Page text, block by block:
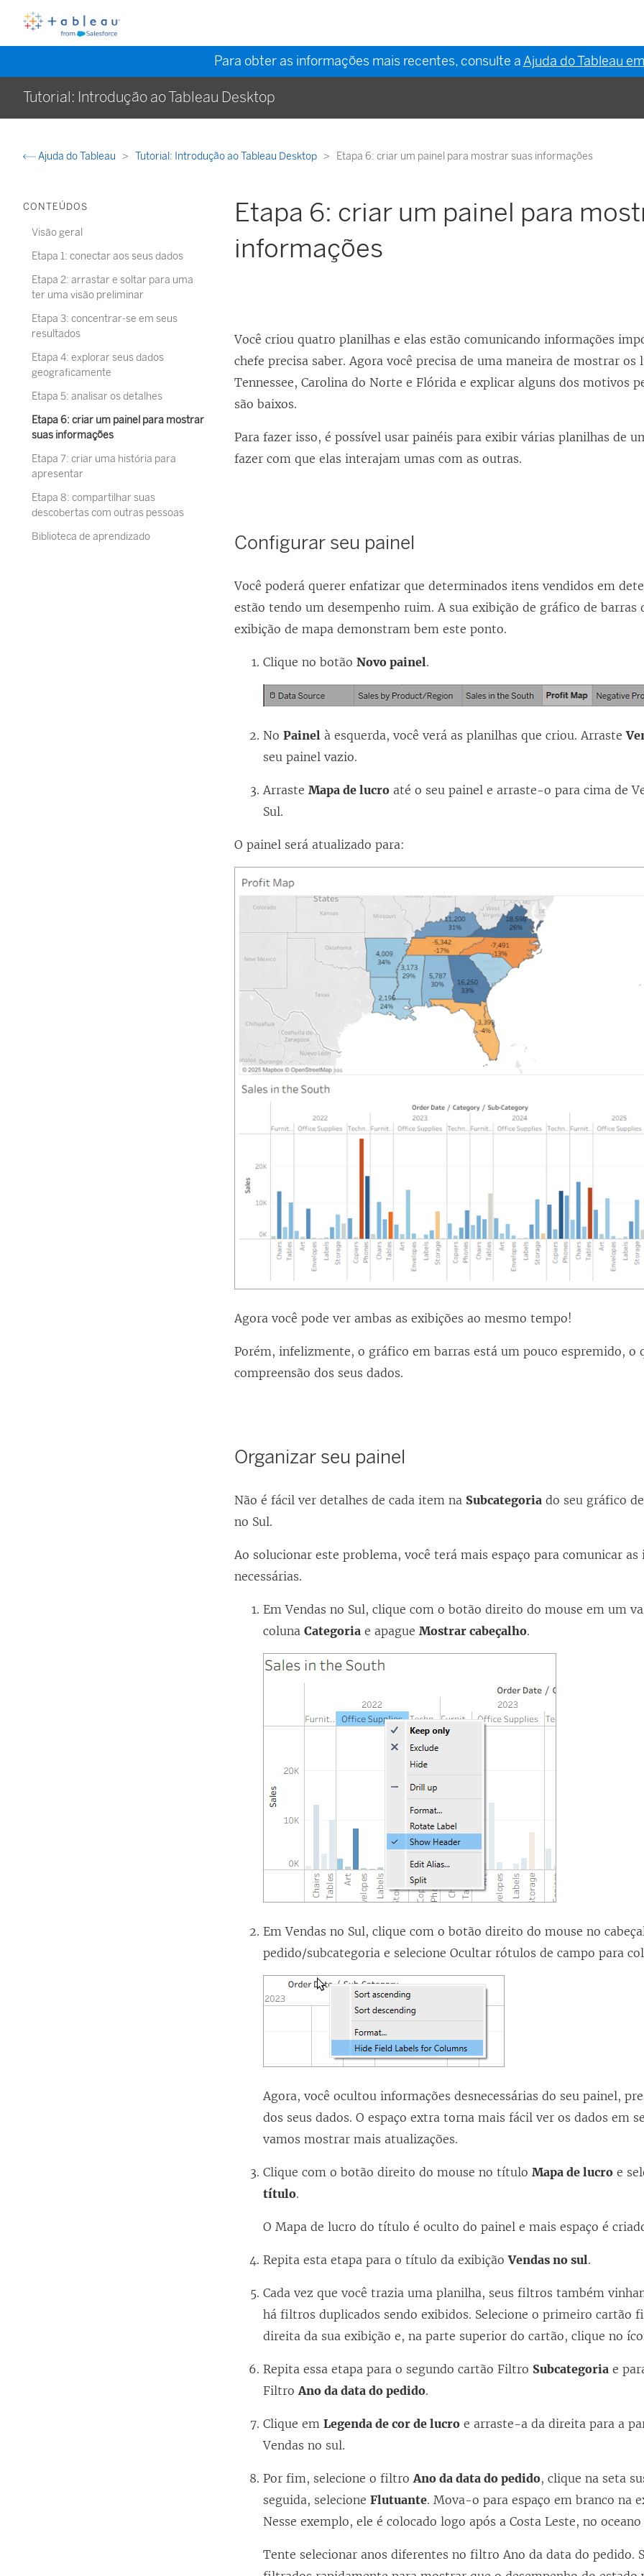
Para obter as informações mais recentes, consulte aAjuda do Tableau
Tutorial: Introdução ao Tableau Desktop
Ajuda do Tableau Tutorial: Introdução ao Tableau Desktop Etapa 6: criar um painel para mostrar suas informações
CONTEÚDOS
Visão geral
Etapa 1: conectar aos seus dados
Etapa 2: arrastar e soltar para uma
ter uma visão preliminar
Etapa 3: concentrar-se em seus
resultados
Etapa 4: explorar seus dados
geograficamente
Etapa 5: analisar os detalhes
Etapa 6: criar um painel para mostrar
suas informações
Etapa 7: criar uma história para
apresentar
Etapa 8: compartilhar suas
descobertas com outras pessoas
Biblioteca de aprendizado
Etapa 6: criar um painel para
informações
Você criou quatro planilhas e elas estão comunicando informações
chefe precisa saber. Agora você precisa de uma maneira de mostrar os
Tennessee, Carolina do Norte e Flórida e explicar alguns dos motivos
são baixos.
Para fazer isso, é possível usar painéis para exibir várias planilhas de
fazer com que elas interajam umas com as outras.
Configurar seu painel
Você poderá querer enfatizar que determinados itens vendidos em
estão tendo um desempenho ruim. A sua exibição de gráfico de barras
exibição de mapa demonstram bem este ponto.
Clique no botãoNovo painel.
NoPainel à esquerda, você verá as planilhas que criou. Arraste
seu painel vazio.
ArrasteMapa de lucro até o seu painel e arraste-o para cima de
Sul.
O painel será atualizado para:
Agora você pode ver ambas as exibições ao mesmo tempo!
Porém, infelizmente, o gráfico em barras está um pouco espremido, o
compreensão dos seus dados.
Organizar seu painel
Não é fácil ver detalhes de cada item na Subcategoria do seu gráfico
no Sul.
Ao solucionar este problema, você terá mais espaço para comunicar as
necessárias.
Em Vendas no Sul, clique com o botão direito do mouse em um
colunaCategoria e apagueMostrar cabeçalho.
Em Vendas no Sul, clique com o botão direito do mouse no
pedido/subcategoria e selecione Ocultar rótulos de campo para
Agora, você ocultou informações desnecessárias do seu painel,
dos seus dados. O espaço extra torna mais fácil ver os dados em
vamos mostrar mais atualizações.
Clique com o botão direito do mouse no títuloMapa de lucro e
título.
O Mapa de lucro do título é oculto do painel e mais espaço é
Repita esta etapa para o título da exibiçãoVendas no sul.
Cada vez que você trazia uma planilha, seus filtros também
há filtros duplicados sendo exibidos. Selecione o primeiro cartão
direita da sua exibição e, na parte superior do cartão, clique no
Repita essa etapa para o segundo cartão Filtro Subcategoria e
FiltroAno da data do pedido.
Clique emLegenda de cor de lucro e arraste-a da direita para a
Vendas no sul.
Por fim, selecione o filtroAno da data do pedido, clique na seta
seguida, selecioneFlutuante. Mova-o para espaço em branco na
Nesse exemplo, ele é colocado logo após a Costa Leste, no
Tente selecionar anos diferentes no filtro Ano da data do pedido.